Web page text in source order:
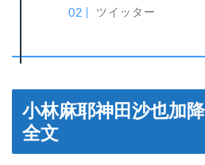
ツイッター
小林麻耶神田沙也加
全文